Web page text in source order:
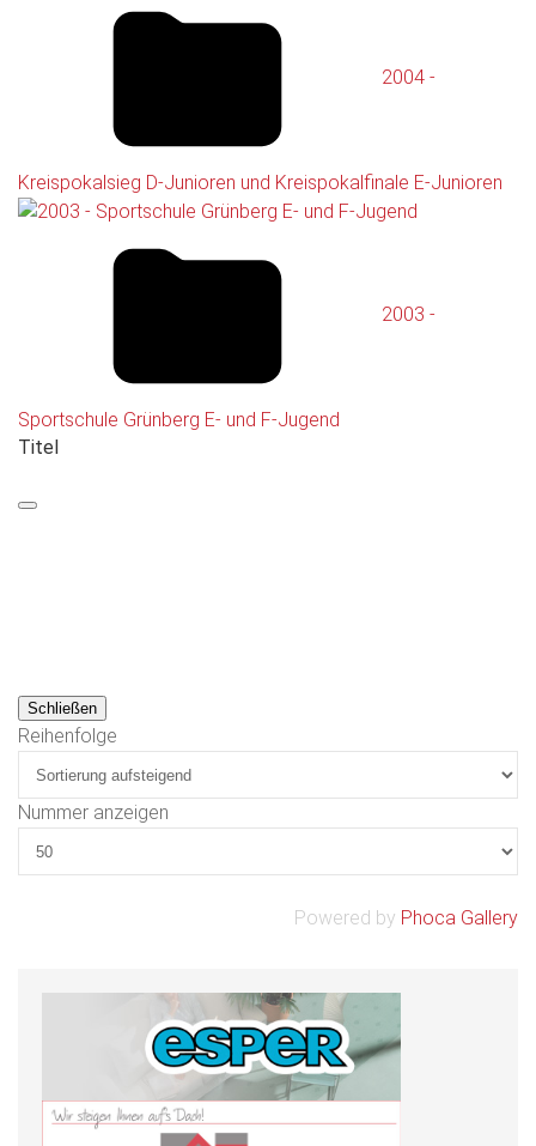
2004 -
Kreispokalsieg D-Junioren und Kreispokalfinale E-Junioren
2003 -
Sportschule Grünberg E- und F-Jugend
Titel
Schließen
Reihenfolge
Nummer anzeigen
Powered by Phoca Gallery